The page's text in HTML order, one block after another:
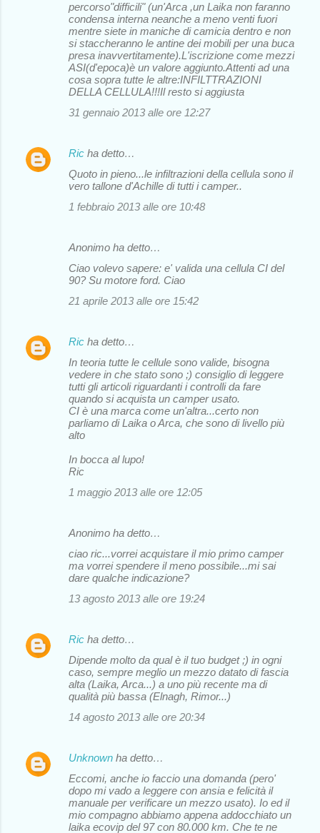
percorso"difficili" (un'Arca ,un Laika non faranno
condensa interna neanche a meno venti fuori
mentre siete in maniche di camicia dentro e non
si staccheranno le antine dei mobili per una buca
presa inavvertitamente).L'iscrizione come mezzi
ASI(d'epoca)è un valore aggiunto.Attenti ad una
cosa sopra tutte le altre:INFILTTRAZIONI
DELLA CELLULA!!!Il resto si aggiusta
31 gennaio 2013 alle ore 12:27
Ric ha detto…
Quoto in pieno...le infiltrazioni della cellula sono il
vero tallone d'Achille di tutti i camper..
1 febbraio 2013 alle ore 10:48
Anonimo ha detto…
Ciao volevo sapere: e' valida una cellula CI del
90? Su motore ford. Ciao
21 aprile 2013 alle ore 15:42
Ric ha detto…
In teoria tutte le cellule sono valide, bisogna
vedere in che stato sono ;) consiglio di leggere
tutti gli articoli riguardanti i controlli da fare
quando si acquista un camper usato.
CI è una marca come un'altra...certo non
parliamo di Laika o Arca, che sono di livello più
alto
In bocca al lupo!
Ric
1 maggio 2013 alle ore 12:05
Anonimo ha detto…
ciao ric...vorrei acquistare il mio primo camper
ma vorrei spendere il meno possibile...mi sai
dare qualche indicazione?
13 agosto 2013 alle ore 19:24
Ric ha detto…
Dipende molto da qual è il tuo budget ;) in ogni
caso, sempre meglio un mezzo datato di fascia
alta (Laika, Arca...) a uno più recente ma di
qualità più bassa (Elnagh, Rimor...)
14 agosto 2013 alle ore 20:34
Unknown ha detto…
Eccomi, anche io faccio una domanda (pero'
dopo mi vado a leggere con ansia e felicità il
manuale per verificare un mezzo usato). Io ed il
mio compagno abbiamo appena addocchiato un
laika ecovip del 97 con 80.000 km. Che te ne